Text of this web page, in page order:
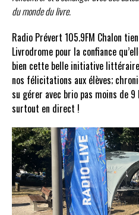
du monde du livre.
Radio Prévert 105.9FM Chalon
Livrodrome pour la confiance
bien cette belle initiative
nos félicitations aux élèves;
su gérer avec brio pas moins de 9
surtout en direct !